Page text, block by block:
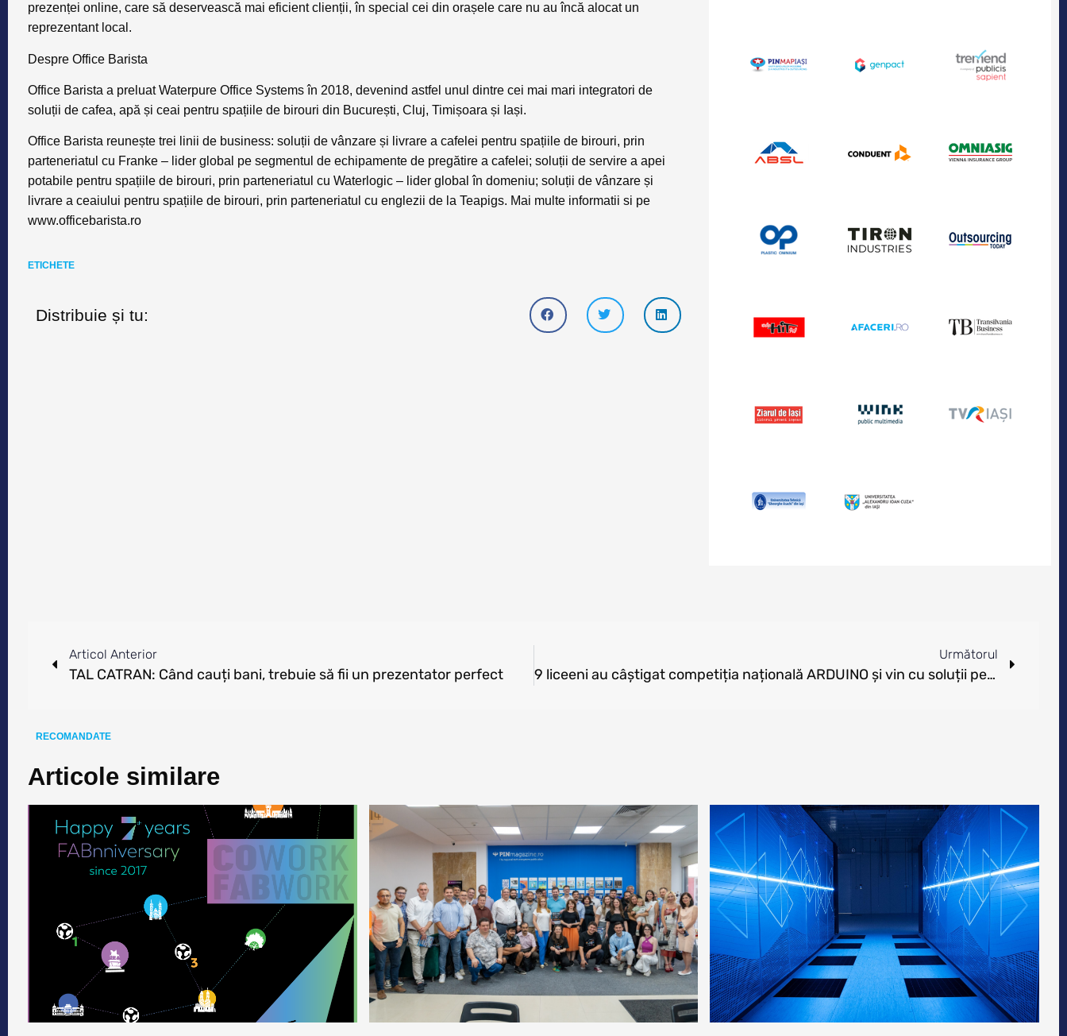
prezenței online, care să deservească mai eficient clienții, în special cei din orașele care nu au încă alocat un
reprezentant local.
Despre Office Barista
Office Barista a preluat Waterpure Office Systems în 2018, devenind astfel unul dintre cei mai mari integratori de
soluții de cafea, apă și ceai pentru spațiile de birouri din București, Cluj, Timișoara și Iași.
Office Barista reunește trei linii de business: soluții de vânzare și livrare a cafelei pentru spațiile de birouri, prin
parteneriatul cu Franke – lider global pe segmentul de echipamente de pregătire a cafelei; soluții de servire a apei
potabile pentru spațiile de birouri, prin parteneriatul cu Waterlogic – lider global în domeniu; soluții de vânzare și
livrare a ceaiului pentru spațiile de birouri, prin parteneriatul cu englezii de la Teapigs. Mai multe informatii si pe
www.officebarista.ro
ETICHETE
Distribuie și tu:
Articol Anterior
TAL CATRAN: Când cauți bani, trebuie să fii un prezentator perfect
Următorul
9 liceeni au câștigat competiția națională ARDUINO și vin cu soluții pentru eficientizarea traficului din marile orașe
RECOMANDATE
Articole similare